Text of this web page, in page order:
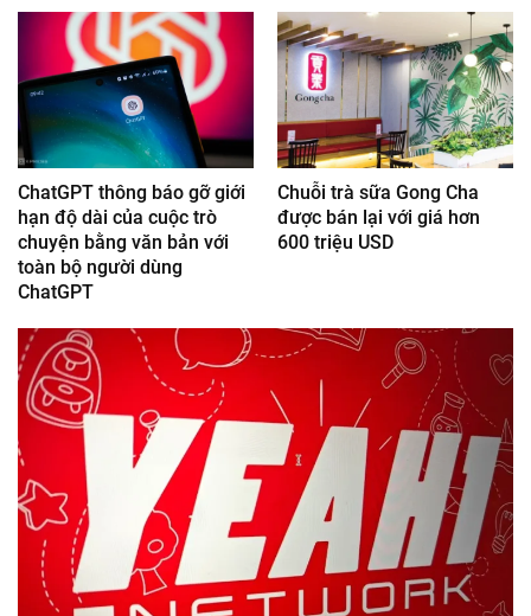
ChatGPT thông báo gỡ giới
hạn độ dài của cuộc trò
chuyện bằng văn bản với
toàn bộ người dùng
ChatGPT
Chuỗi trà sữa Gong Cha
được bán lại với giá hơn
600 triệu USD